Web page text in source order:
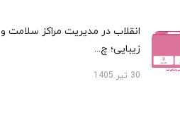
انقلاب در مدیریت مراکز سلامت و
زیبایی؛ چ...
30 تیر 1405